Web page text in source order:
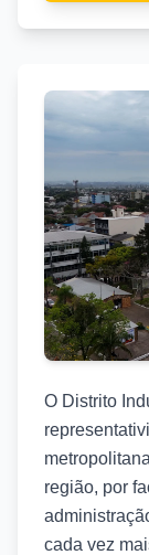
O Distrito
região, por
cada vez